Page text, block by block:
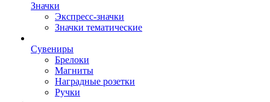
Значки
Экспресс-значки
Значки тематические
Сувениры
Брелоки
Магниты
Наградные розетки
Ручки